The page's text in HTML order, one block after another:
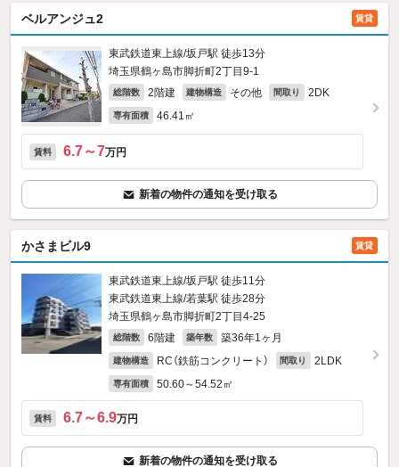
ベルアンジュ2 賃貸
東武鉄道東上線/坂戸駅 徒歩13分
埼玉県鶴ヶ島市脚折町2丁目9-1
総階数 2階建 建物構造 その他 間取り 2DK
専有面積 46.41㎡
賃料 6.7～7万円
新着の物件の通知を受け取る
かさまビル9 賃貸
東武鉄道東上線/坂戸駅 徒歩11分
東武鉄道東上線/若葉駅 徒歩28分
埼玉県鶴ヶ島市脚折町2丁目4-25
総階数 6階建 築年数 築36年1ヶ月
建物構造 RC（鉄筋コンクリート） 間取り 2LDK
専有面積 50.60～54.52㎡
賃料 6.7～6.9万円
新着の物件の通知を受け取る